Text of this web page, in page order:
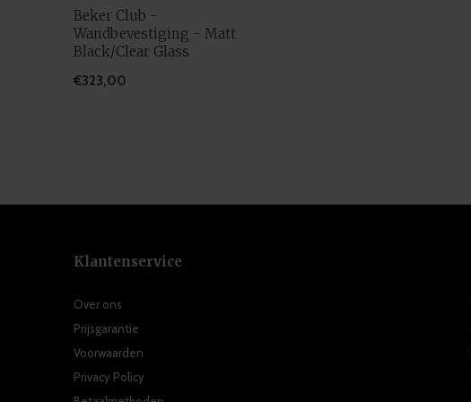
Beker Club -
Wandbevestiging - Matt
Black/Clear Glass
€323,00
Klantenservice
Over ons
Prijsgarantie
Voorwaarden
Privacy Policy